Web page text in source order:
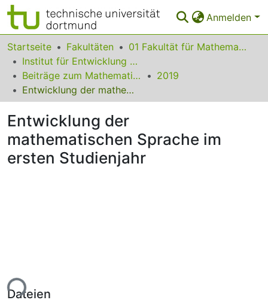
Anmelden
Bereiche & Sammlungen
Das gesamte Repositorium
Statistiken
FAQ
Leitlinien
Zurück zur Startseite
Startseite Fakultäten
01 Fakultät für Mathematik
Institut für Entwicklung und Erforschung des Mathematikunterrichts
Beiträge zum Mathematikunterricht
2019
Entwicklung der mathematischen Sprache im ersten Studienjahr
Entwicklung der
mathematischen Sprache im
ersten Studienjahr
Dateien